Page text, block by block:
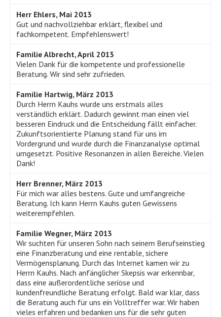
Herr Ehlers, Mai 2013
Gut und nachvollziehbar erklärt, flexibel und
fachkompetent. Empfehlenswert!
Familie Albrecht, April 2013
Vielen Dank für die kompetente und professionelle
Beratung. Wir sind sehr zufrieden.
Familie Hartwig, März 2013
Durch Herrn Kauhs wurde uns erstmals alles
verständlich erklärt. Dadurch gewinnt man einen viel
besseren Eindruck und die Entscheidung fällt einfacher.
Zukunftsorientierte Planung stand für uns im
Vordergrund und wurde durch die Finanzanalyse optimal
umgesetzt. Positive Resonanzen in allen Bereiche. Vielen
Dank!
Herr Brenner, März 2013
Für mich war alles bestens. Gute und umfangreiche
Beratung. Ich kann Herrn Kauhs guten Gewissens
weiterempfehlen.
Familie Wegner, März 2013
Wir suchten für unseren Sohn nach seinem Berufseinstieg
eine Finanzberatung und eine rentable, sichere
Vermögensplanung. Durch das Internet kamen wir zu
Herrn Kauhs. Nach anfänglicher Skepsis war erkennbar,
dass eine außerordentliche seriöse und
kundenfreundliche Beratung erfolgt. Bald war klar, dass
die Beratung auch für uns ein Volltreffer war. Wir haben
vieles erfahren und bedanken uns für die sehr guten